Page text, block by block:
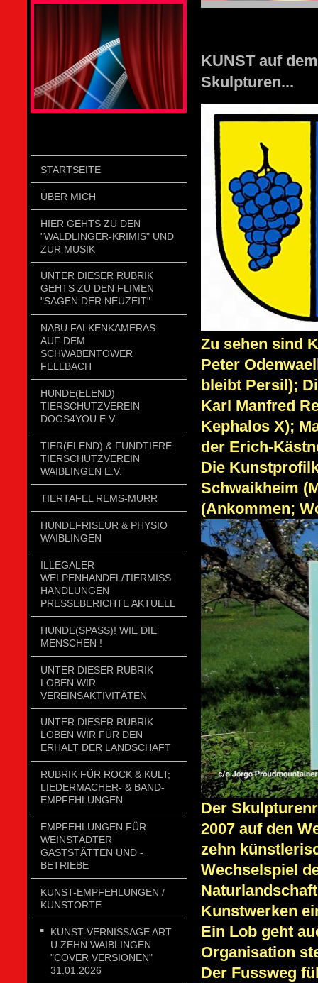
STARTSEITE
ÜBER MICH
HIER GEHTS ZU DEN
"WALDLINGER-KRIMIS" UND
ZUR MUSIK
UNTER DIESER RUBRIK
GEHTS ZU DEN FLIMEN
"SAGEN DER NEUZEIT"
NABU FALKENKAMERAS
AUF DEM
SCHWABENTOWER
FELLBACH
HUNDE(ELEND)
TIERSCHUTZVEREIN
DOGS4YOU E.V.
TIER(ELEND) & FUNDTIERE
TIERSCHUTZVEREIN
WAIBLINGEN E.V.
TIERTAFEL REMS-MURR
HUNDEFRISEUR & PHYSIO
WAIBLINGEN
ILLEGALER
WELPENHANDEL/TIERMISSH
ANDLUNGEN P
RESSEBERICHTE AKTUELL
HUNDE(SPASS)! WIE DIE
MENSCHEN !
UNTER DIESER RUBRIK
LOBEN WIR
VEREINSAKTIVITÄTEN
UNTER DIESER RUBRIK
LOBEN WIR FÜR DEN
ERHALT DER LANDSCHAFT
RUBRIK FÜR ROCK & KULT;
LIEDERMACHER- & BAND-
EMPFEHLUNGEN
EMPFEHLUNGEN FÜR
WEINSTÄDTER
GASTSTÄTTEN UND -
BETRIEBE
KUNST-EMPFEHLUNGEN /
KUNSTORTE
KUNST-VERNISSAGE ART
U ZEHN WAIBLINGEN
"COVER VERSIONEN"
31.01.2026
KUNST auf
Skulpturen...
Zu sehen sind
Peter
bleibt Persil);
Karl Manfred
Kephalos X);
der Erich-
Die
Schwaikheim
(Ankommen;
Der
2007 auf den
zehn
Wechselspiel
Kunstwerken
Ein Lob geht
Organisation
Der Fussweg